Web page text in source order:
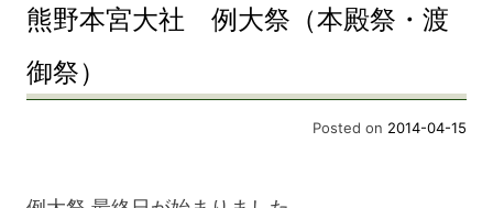
熊野本宮大社 例大祭（本殿祭・渡
御祭）
Posted on 2014-04-15